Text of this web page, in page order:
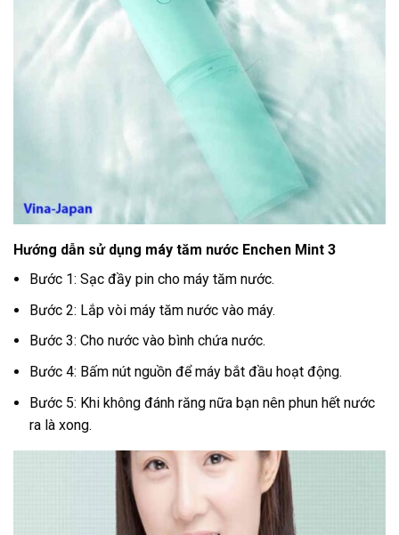
Hướng dẫn sử dụng máy tăm nước Enchen Mint 3
Bước 1: Sạc đầy pin cho máy tăm nước.
Bước 2: Lắp vòi máy tăm nước vào máy.
Bước 3: Cho nước vào bình chứa nước.
Bước 4: Bấm nút nguồn để máy bắt đầu hoạt động.
Bước 5: Khi không đánh răng nữa bạn nên phun hết nước
ra là xong.